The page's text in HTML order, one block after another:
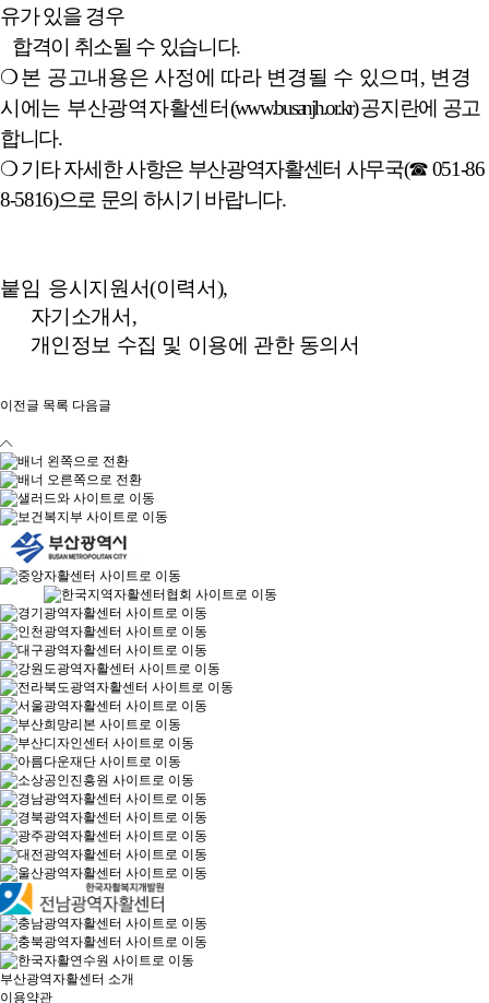
유가 있을 경우
합격이 취소될 수 있습니다.
❍본 공고내용은 사정에 따라 변경될 수 있으며 , 변경
시에는 부산광역자활센터(www.busanjh.or.kr) 공지란에 공고
합니다.
❍기타 자세한 사항은 부산광역자활센터 사무국(☎051-86
8-5816)으로 문의 하시기 바랍니다.
붙임 응시지원서(이력서),
자기소개서 ,
개인정보 수집 및 이용에 관한 동의서
이전글 목록 다음글
부산광역자활센터 소개
이용약관